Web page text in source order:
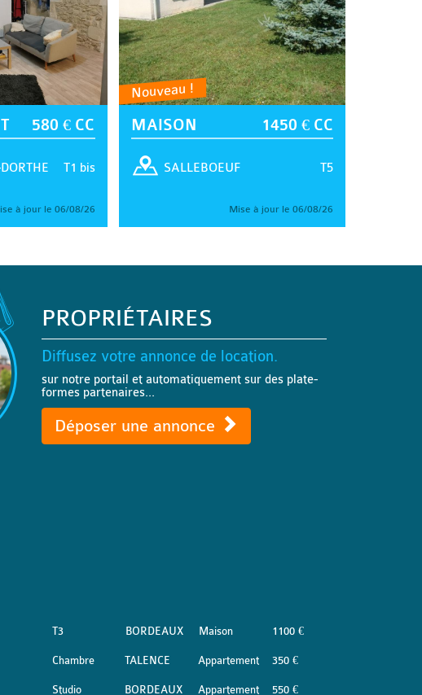
580 € CC
T1 bis
à jour le 06/08/26
Nouveau !
MAISON 1450 € CC
T5
SALLEBOEUF
Mise à jour le 06/08/26
PROPRIÉTAIRES
Diffusez votre annonce de location.
sur notre portail et automatiquement sur des plate-
formes partenaires...
Déposer une annonce
T3 BORDEAUX Maison 1100 €
Chambre TALENCE Appartement 350 €
Studio BORDEAUX Appartement 550 €